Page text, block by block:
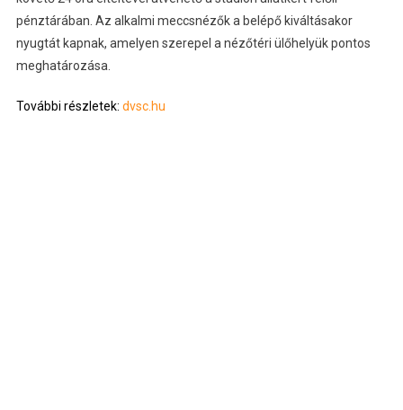
pénztárában. Az alkalmi meccsnézők a belépő kiváltásakor
nyugtát kapnak, amelyen szerepel a nézőtéri ülőhelyük pontos
meghatározása.
További részletek: dvsc.hu